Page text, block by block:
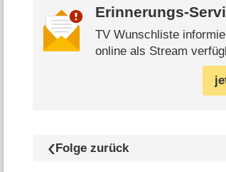
Erinnerungs-
TV Wunschliste
online als Stream
Folge zurück